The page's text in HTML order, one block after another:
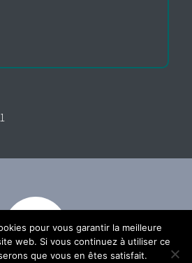
pour vous garantir la meilleure
web. Si vous continuez à utiliser ce
que vous en êtes satisfait.